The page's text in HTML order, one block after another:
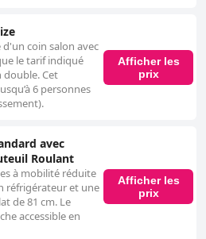
d'un coin salon avec
le tarif indiqué
Cet
6 personnes
Afficher les
prix
avec
Roulant
à mobilité réduite
réfrigérateur et une
de 81 cm. Le
accessible en
Afficher les
prix